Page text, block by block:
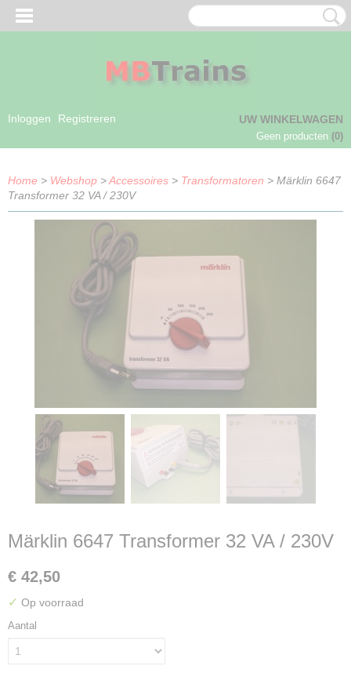
Inloggen Registreren UW WINKELWAGEN
Geen producten (0)
Home > Webshop >Accessoires > Transformatoren > Märklin 6647
Transformer 32 VA / 230V
Märklin 6647 Transformer 32 VA / 230V
€ 42,50
✓ Op voorraad
Aantal